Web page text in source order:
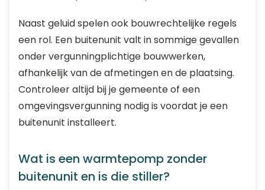
Naast geluid spelen ook bouwrechtelijke regels
een rol. Een buitenunit valt in sommige gevallen
onder vergunningplichtige bouwwerken,
afhankelijk van de afmetingen en de plaatsing.
Controleer altijd bij je gemeente of een
omgevingsvergunning nodig is voordat je een
buitenunit installeert.
Wat is een warmtepomp zonder
buitenunit en is die stiller?